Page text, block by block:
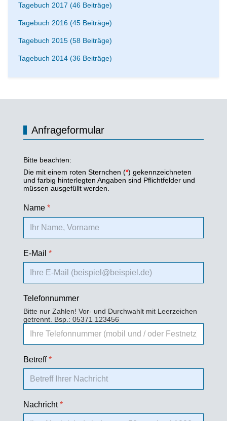
Tagebuch 2017 (46 Beiträge)
Tagebuch 2016 (45 Beiträge)
Tagebuch 2015 (58 Beiträge)
Tagebuch 2014 (36 Beiträge)
Anfrageformular
Bitte beachten:
Die mit einem roten Sternchen (*) gekennzeichneten
und farbig hinterlegten Angaben sind Pflichtfelder und
müssen ausgefüllt werden.
Name*
E-Mail*
Telefonnummer
Bitte nur Zahlen! Vor- und Durchwahlt mit Leerzeichen
getrennt. Bsp.: 05371 123456
Betreff*
Nachricht*